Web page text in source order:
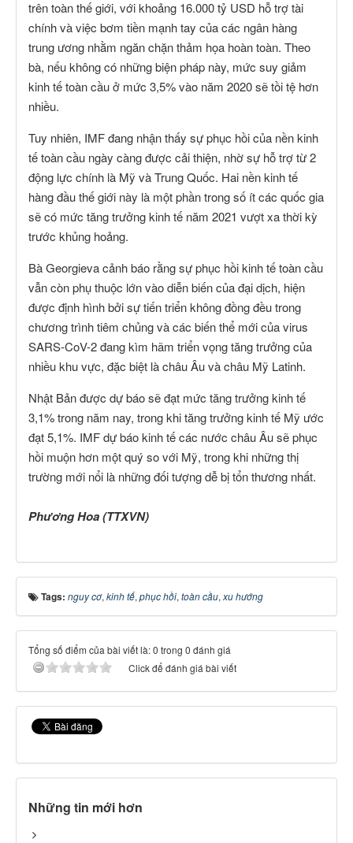
trên toàn thế giới, với khoảng 16.000 tỷ USD hỗ trợ tài
chính và việc bơm tiền mạnh tay của các ngân hàng
trung ương nhằm ngăn chặn thảm họa hoàn toàn. Theo
bà, nếu không có những biện pháp này, mức suy giảm
kinh tế toàn cầu ở mức 3,5% vào năm 2020 sẽ tồi tệ hơn
nhiều.
Tuy nhiên, IMF đang nhận thấy sự phục hồi của nền kinh
tế toàn cầu ngày càng được cải thiện, nhờ sự hỗ trợ từ 2
động lực chính là Mỹ và Trung Quốc. Hai nền kinh tế
hàng đầu thế giới này là một phần trong số ít các quốc gia
sẽ có mức tăng trưởng kinh tế năm 2021 vượt xa thời kỳ
trước khủng hoảng.
Bà Georgieva cảnh báo rằng sự phục hồi kinh tế toàn cầu
vẫn còn phụ thuộc lớn vào diễn biến của đại dịch, hiện
được định hình bởi sự tiến triển không đồng đều trong
chương trình tiêm chủng và các biến thể mới của virus
SARS-CoV-2 đang kìm hãm triển vọng tăng trưởng của
nhiều khu vực, đặc biệt là châu Âu và châu Mỹ Latinh.
Nhật Bản được dự báo sẽ đạt mức tăng trưởng kinh tế
3,1% trong năm nay, trong khi tăng trưởng kinh tế Mỹ ước
đạt 5,1%. IMF dự báo kinh tế các nước châu Âu sẽ phục
hồi muộn hơn một quý so với Mỹ, trong khi những thị
trường mới nổi là những đối tượng dễ bị tổn thương nhất.
Phương Hoa (TTXVN)
Tags: nguy cơ, kinh tế, phục hồi, toàn cầu, xu hướng
Tổng số điểm của bài viết là: 0 trong 0 đánh giá
Click để đánh giá bài viết
Những tin mới hơn